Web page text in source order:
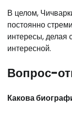
В целом,
постоянно
интересы,
интересной.
Вопрос-
Какова